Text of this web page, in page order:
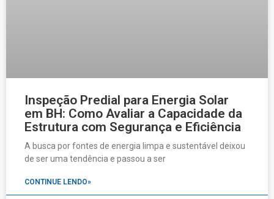
Inspeção Predial para Energia Solar
em BH: Como Avaliar a Capacidade da
Estrutura com Segurança e Eficiência
A busca por fontes de energia limpa e sustentável deixou
de ser uma tendência e passou a ser
CONTINUE LENDO»